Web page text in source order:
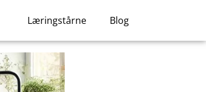
Læringstårne Blog